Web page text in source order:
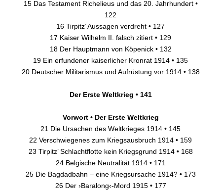
15 Das Testament Richelieus und das 20. Jahrhundert •
122
16 Tirpitz’ Aussagen verdreht • 127
17 Kaiser Wilhelm II. falsch zitiert • 129
18 Der Hauptmann von Köpenick • 132
19 Ein erfundener kaiserlicher Kronrat 1914 • 135
20 Deutscher Militarismus und Aufrüstung vor 1914 • 138
Der Erste Weltkrieg • 141
Vorwort • Der Erste Weltkrieg
21 Die Ursachen des Weltkrieges 1914 • 145
22 Verschwiegenes zum Kriegsausbruch 1914 • 159
23 Tirpitz’ Schlachtflotte kein Kriegsgrund 1914 • 168
24 Belgische Neutralität 1914 • 171
25 Die Bagdadbahn – eine Kriegsursache 1914? • 173
26 Der ›Baralong‹-Mord 1915 • 177